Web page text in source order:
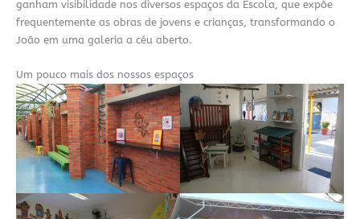
ganham visibilidade nos diversos espaços da Escola, que expõe
frequentemente as obras de jovens e crianças, transformando o
João em uma galeria a céu aberto.
Um pouco mais dos nossos espaços